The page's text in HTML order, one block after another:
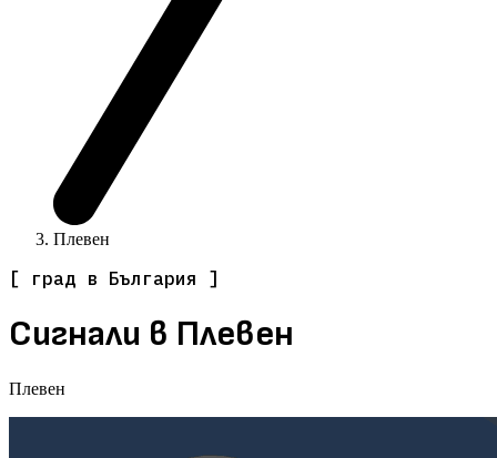
Плевен
[ град в България ]
Сигнали в Плевен
Плевен